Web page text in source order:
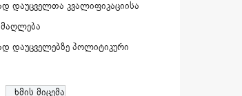
დაუცველთა კვალიფიკაციისა
დაუცველებზე პოლიტიკური